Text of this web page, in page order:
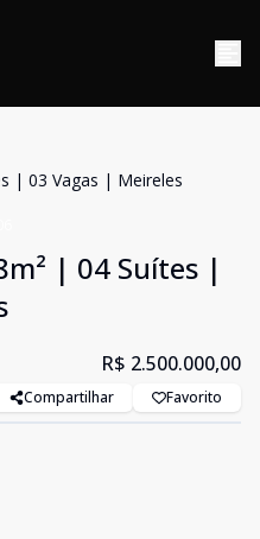
| 03 Vagas | Meireles
| 04 Suítes |
R$ 2.500.000,00
Compartilhar Favorito